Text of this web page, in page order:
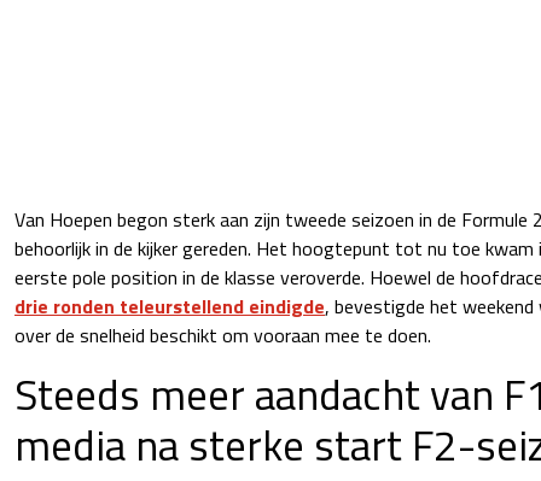
Van Hoepen begon sterk aan zijn tweede seizoen in de Formule
behoorlijk in de kijker gereden. Het hoogtepunt tot nu toe kwam
eerste pole position in de klasse veroverde. Hoewel de
drie ronden teleurstellend eindigde, bevestigde het
over de snelheid beschikt om vooraan mee te doen.
Steeds meer aandacht van
media na sterke start F2-